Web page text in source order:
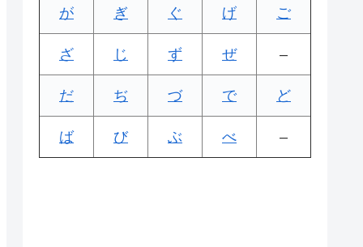
が ぎ ぐ げ ご
ざ じ ず ぜ –
だ ぢ づ で ど
ば び ぶ べ –